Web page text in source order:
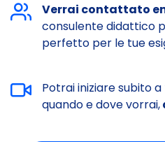
Verrai contattato
consulente didattico
perfetto per le tue
Potrai iniziare subito
quando e dove vorrai,